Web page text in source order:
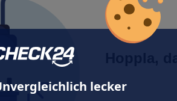
lecker
Hoppla,